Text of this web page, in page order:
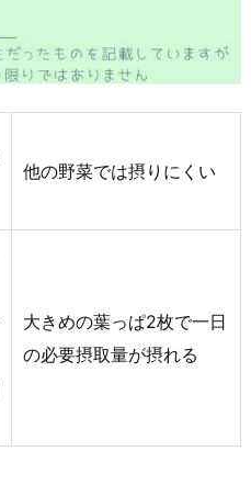
他の野菜では摂りにくい
大きめの葉っぱ2枚で一日
の必要摂取量が摂れる